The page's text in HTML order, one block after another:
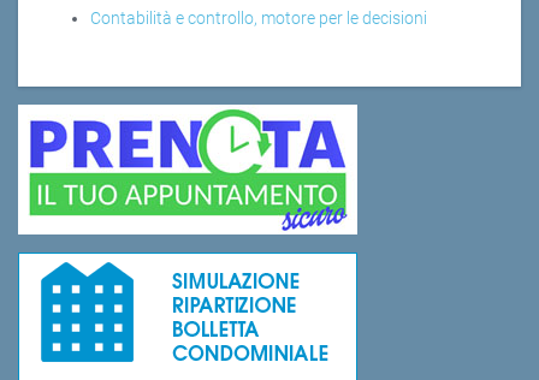
Contabilità e controllo, motore per le decisioni